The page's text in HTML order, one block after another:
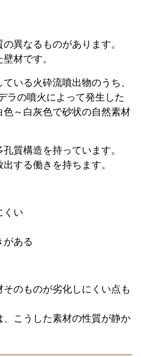
異なるものがあります。
材です。
いる火砕流噴出物のうち、
ラの噴火によって発生した
～白灰色で砂状の自然素材
質構造を持っています。
する働きを持ちます。
くい
がある
のものが劣化しにくい点も
こうした素材の性質が静か